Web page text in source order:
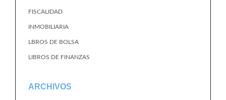
FISCALIDAD
INMOBILIARIA
LBROS DE BOLSA
LIBROS DE FINANZAS
ARCHIVOS